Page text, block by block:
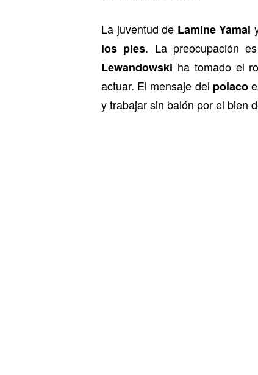
La juventud de Lamine Yamal
los pies. La preocupación
Lewandowski ha tomado el
actuar. El mensaje del polaco
y trabajar sin balón por el bien